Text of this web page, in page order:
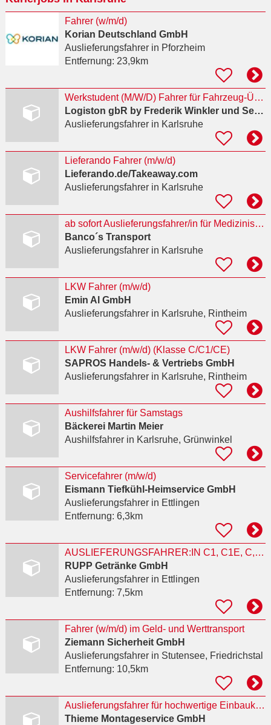
Fahrer (w/m/d)
Korian Deutschland GmbH
Auslieferungsfahrerin Pforzheim
Entfernung: 23,9km
Werkstudent (M/W/D) Fahrer für Fahrzeug-Überführung
Logiston gbR by Frederik Winkler und Sebstian Gratzfeld
Auslieferungsfahrerin Karlsruhe
Lieferando Fahrer (m/w/d)
Lieferando.de/Takeaway.com
Auslieferungsfahrerin Karlsruhe
ab sofort Auslieferungsfahrer/in für Medizinische Ware
Banco´s Transport
Auslieferungsfahrerin Karlsruhe
LKW Fahrer (m/w/d)
Emin Al GmbH
Auslieferungsfahrerin Karlsruhe, Rintheim
LKW Fahrer (m/w/d) (Klasse C/C1/CE)
SAPROS Handels‐ & Vertriebs GmbH
Auslieferungsfahrerin Karlsruhe, Rintheim
Aushilfsfahrer für Samstags
Bäckerei Martin Meier
Aushilfsfahrerin Karlsruhe, Grünwinkel
Servicefahrer (m/w/d)
Eismann Tiefkühl-Heimservice GmbH
Auslieferungsfahrerin Ettlingen
Entfernung: 6,3km
AUSLIEFERUNGSFAHRER:IN C1, C1E, C, CE (M/W/D) IN VOLLZEIT/TEILZEIT
RUPP Getränke GmbH
Auslieferungsfahrerin Ettlingen
Entfernung: 7,5km
Fahrer (w/m/d) im Geld- und Werttransport
Ziemann Sicherheit GmbH
Auslieferungsfahrerin Stutensee, Friedrichstal
Entfernung: 10,5km
Auslieferungsfahrer für hochwertige Einbauküchen gesucht! (m/w/d)
Thieme Montageservice GmbH